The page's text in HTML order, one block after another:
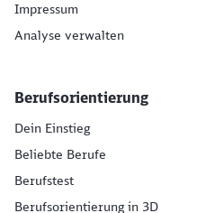
Impressum
Analyse verwalten
Berufsorientierung
Dein Einstieg
Beliebte Berufe
Berufstest
Berufsorientierung in 3D